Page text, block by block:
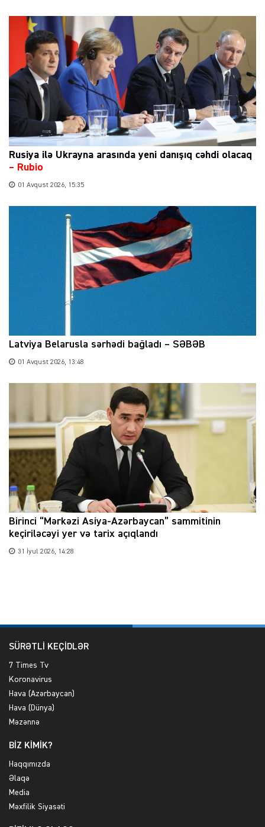
Rusiya ilə Ukrayna arasında yeni danışıq cəhdi olacaq
– Rubio
01 Avqust 2026, 15:35
Latviya Belarusla sərhədi bağladı – SƏBƏB
01 Avqust 2026, 13:48
Birinci “Mərkəzi Asiya-Azərbaycan” sammitinin
keçiriləcəyi yer və tarix açıqlandı
31 İyul 2026, 14:28
SÜRƏTLİ KEÇİDLƏR
7 Times Tv
Koronavirus
Hava (Azərbaycan)
Hava (Dünya)
Məzənnə
BİZ KİMİK?
Haqqımızda
Əlaqə
Media
Məxfilik Siyasəti